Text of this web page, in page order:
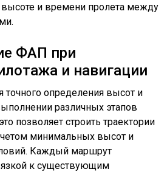
и времени пролета между
ФАП при
и навигации
определения высот и
различных этапов
позволяет строить траектории
минимальных высот и
Каждый маршрут
к существующим